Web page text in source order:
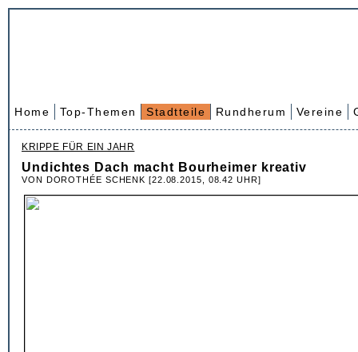
Home Top-Themen Stadtteile Rundherum Vereine
KRIPPE FÜR EIN JAHR
Undichtes Dach macht Bourheimer kreativ
VON DOROTHÉE SCHENK [22.08.2015, 08.42 UHR]